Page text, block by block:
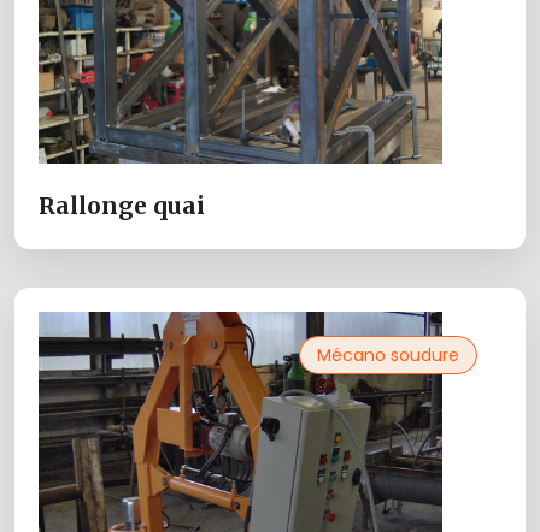
Rallonge quai
Mécano soudure